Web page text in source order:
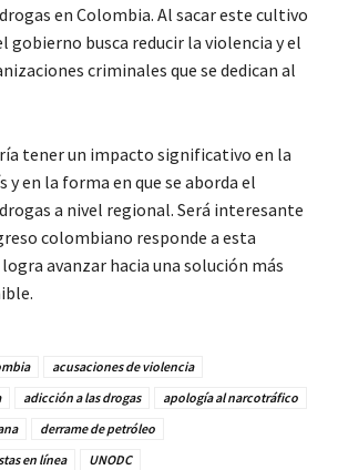
en Colombia. Al sacar este cultivo
gobierno busca reducir la violencia y el
criminales que se dedican al
tener un impacto significativo en la
y en la forma en que se aborda el
a nivel regional. Será interesante
colombiano responde a esta
avanzar hacia una solución más
acusaciones de violencia
adicción a las drogas
apología al narcotráfico
derrame de petróleo
en línea
UNODC